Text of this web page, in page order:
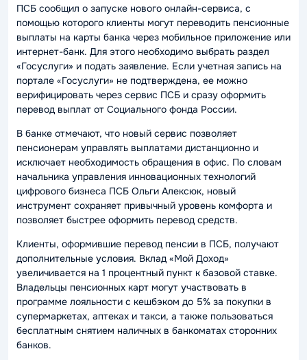
ПСБ сообщил о запуске нового онлайн-сервиса, с
помощью которого клиенты могут переводить пенсионные
выплаты на карты банка через мобильное приложение или
интернет-банк. Для этого необходимо выбрать раздел
«Госуслуги» и подать заявление. Если учетная запись на
портале «Госуслуги» не подтверждена, ее можно
верифицировать через сервис ПСБ и сразу оформить
перевод выплат от Социального фонда России.
В банке отмечают, что новый сервис позволяет
пенсионерам управлять выплатами дистанционно и
исключает необходимость обращения в офис. По словам
начальника управления инновационных технологий
цифрового бизнеса ПСБ Ольги Алексюк, новый
инструмент сохраняет привычный уровень комфорта и
позволяет быстрее оформить перевод средств.
Клиенты, оформившие перевод пенсии в ПСБ, получают
дополнительные условия. Вклад «Мой Доход»
увеличивается на 1 процентный пункт к базовой ставке.
Владельцы пенсионных карт могут участвовать в
программе лояльности с кешбэком до 5% за покупки в
супермаркетах, аптеках и такси, а также пользоваться
бесплатным снятием наличных в банкоматах сторонних
банков.